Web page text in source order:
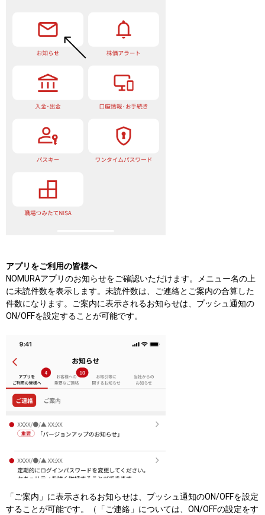
アプリをご利用の皆様へ
NOMURAアプリのお知らせをご確認いただけます。メニュー名の上
に未読件数を表示します。未読件数は、ご連絡とご案内の合算した
件数になります。ご案内に表示されるお知らせは、プッシュ通知の
ON/OFFを設定することが可能です。
「ご案内」に表示されるお知らせは、プッシュ通知のON/OFFを設定
することが可能です。（「ご連絡」については、ON/OFFの設定をす